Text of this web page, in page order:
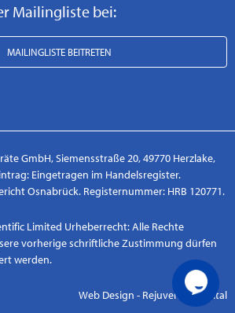
Mailingliste bei:
MAILINGLISTE BEITRETEN
GmbH, Siemensstraße 20, 49770 Herzlake,
Eingetragen im Handelsregister.
Osnabrück. Registernummer: HRB 120771.
Limited Urheberrecht: Alle Rechte
vorherige schriftliche Zustimmung dürfen
werden.
Web Design - Rejuvenate Digital